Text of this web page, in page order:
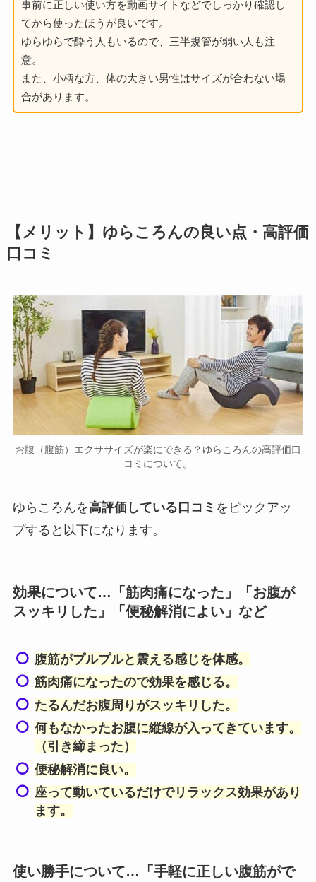
事前に正しい使い方を動画サイトなどでしっかり確認し
てから使ったほうが良いです。
ゆらゆらで酔う人もいるので、三半規管が弱い人も注
意。
また、小柄な方、体の大きい男性はサイズが合わない場
合があります。
【メリット】ゆらころんの良い点・高評価
口コミ
お腹（腹筋）エクササイズが楽にできる？ゆらころんの高評価口
コミについて。
ゆらころんを高評価している口コミ をピックアッ
プすると以下になります。
効果について…「筋肉痛になった」「お腹が
スッキリした」「便秘解消によい」など
腹筋がプルプルと震える感じを体感。
筋肉痛になったので効果を感じる。
たるんだお腹周りがスッキリした。
何もなかったお腹に縦線が入ってきています。
（引き締まった）
便秘解消に良い。
座って動いているだけでリラックス効果があり
ます。
使い勝手について…「手軽に正しい腹筋がで